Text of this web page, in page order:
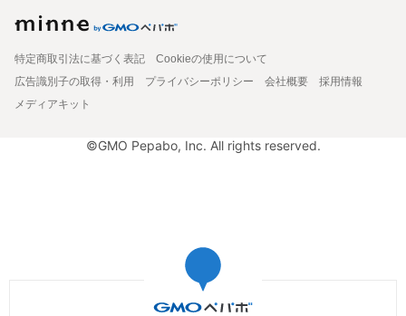
特定商取引法に基づく表記
Cookieの使用について
広告識別子の取得・利用
プライバシーポリシー 会社概要
採用情報
メディアキット
©GMO Pepabo, Inc. All rights reserved.